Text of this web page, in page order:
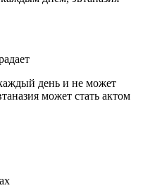
день и не может
может стать актом